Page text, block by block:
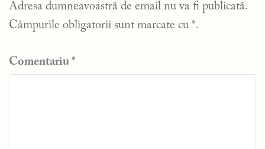
Adresa dumneavoastră de email nu va fi publicată.
Câmpurile obligatorii sunt marcate cu *.
Comentariu *